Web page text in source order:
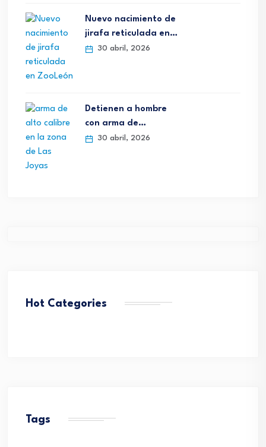
Nuevo nacimiento de
jirafa reticulada en…
30 abril, 2026
Detienen a hombre
con arma de…
30 abril, 2026
Hot Categories
Tags